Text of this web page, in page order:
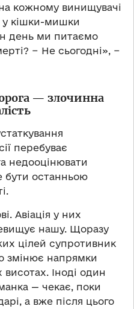
кожному винищувачі
у кішки-мишки
день ми питаємо
− Не сьогодні», −
— злочинна
перебуває
недооцінювати
останньою
Авіація у них
нашу. Щоразу
цілей супротивник
змінює напрямки
Іноді один
— чекає, поки
а вже після цього